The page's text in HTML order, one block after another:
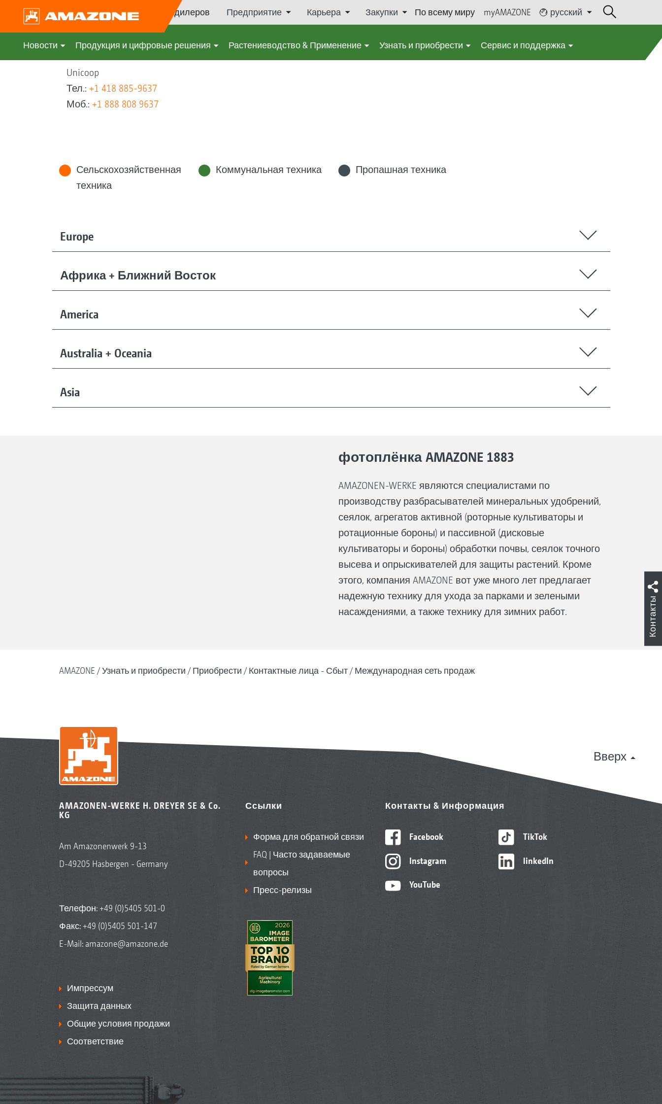
Поиск дилеров Предприятие Карьера Закупки По всему миру myAMAZONE русский
Новости Продукция и цифровые решения Растениеводство & Применение Узнать и приобрести Сервис и поддержка
Unicoop
Тел.: +1 418 885-9637
Моб.: +1 888 808 9637
Сельскохозяйственная
техника
Коммунальная техника Пропашная техника
Europe
Африка + Ближний Восток
America
Australia + Oceania
Asia
фотоплёнка AMAZONE 1883
AMAZONEN-WERKE являются специалистами по
производству разбрасывателей минеральных удобрений,
сеялок, агрегатов активной (роторные культиваторы и
ротационные бороны) и пассивной (дисковые
культиваторы и бороны) обработки почвы, сеялок точного
высева и опрыскивателей для защиты растений. Кроме
этого, компания AMAZONE вот уже много лет предлагает
надежную технику для ухода за парками и зелеными
насаждениями, а также технику для зимних работ.
AMAZONE Узнать и приобрести Приобрести Контактные лица - Сбыт Международная сеть продаж
Вверх
AMAZONEN-WERKE H. DREYER SE & Co.
KG
Am Amazonenwerk 9-13
D-49205 Hasbergen - Germany
Телефон:+49 (0)5405 501-0
Факс: +49 (0)5405 501-147
E-Mail: amazone@amazone.de
Импрессум
Защита данных
Общие условия продажи
Соответствие
Ссылки
Форма для обратной связи
FAQ | Часто задаваемые
вопросы
Пресс-релизы
Контакты & Информация
Facebook
Instagram
YouTube
TikTok
linkedIn
Контакты